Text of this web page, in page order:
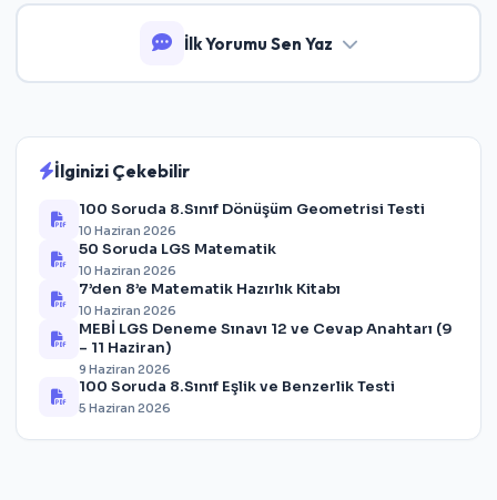
İlk Yorumu Sen Yaz
İlginizi Çekebilir
100 Soruda 8.Sınıf Dönüşüm Geometrisi Testi
10 Haziran 2026
50 Soruda LGS Matematik
10 Haziran 2026
7’den 8’e Matematik Hazırlık Kitabı
10 Haziran 2026
MEBİ LGS Deneme Sınavı 12 ve Cevap Anahtarı (9
– 11 Haziran)
9 Haziran 2026
100 Soruda 8.Sınıf Eşlik ve Benzerlik Testi
5 Haziran 2026